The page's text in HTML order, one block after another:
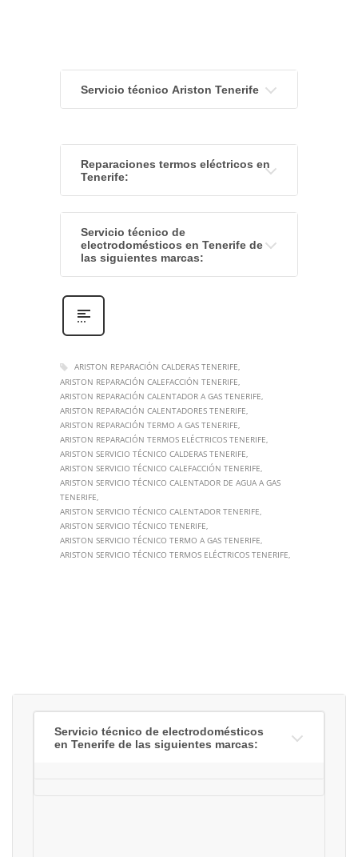
Servicio técnico Ariston Tenerife
Reparaciones termos eléctricos en
Tenerife:
Servicio técnico de
electrodomésticos en Tenerife de
las siguientes marcas:
ARISTON REPARACIÓN CALDERAS TENERIFE
ARISTON REPARACIÓN CALEFACCIÓN TENERIFE
ARISTON REPARACIÓN CALENTADOR A GAS TENERIFE
ARISTON REPARACIÓN CALENTADORES TENERIFE
ARISTON REPARACIÓN TERMO A GAS TENERIFE
ARISTON REPARACIÓN TERMOS ELÉCTRICOS TENERIFE
ARISTON SERVICIO TÉCNICO CALDERAS TENERIFE
ARISTON SERVICIO TÉCNICO CALEFACCIÓN TENERIFE
ARISTON SERVICIO TÉCNICO CALENTADOR DE AGUA A GAS
TENERIFE
ARISTON SERVICIO TÉCNICO CALENTADOR TENERIFE
ARISTON SERVICIO TÉCNICO TENERIFE
ARISTON SERVICIO TÉCNICO TERMO A GAS TENERIFE
ARISTON SERVICIO TÉCNICO TERMOS ELÉCTRICOS TENERIFE
Servicio técnico de electrodomésticos
en Tenerife de las siguientes marcas: